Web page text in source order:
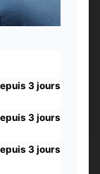
3 jours
3 jours
3 jours